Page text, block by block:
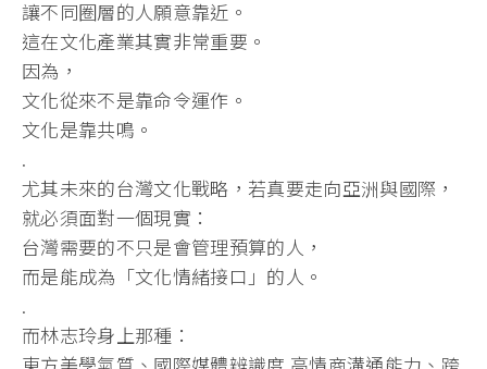
讓不同圈層的人願意靠近。
這在文化產業其實非常重要。
因為，
文化從來不是靠命令運作。
文化是靠共鳴。
.
尤其未來的台灣文化戰略，若真要走向亞洲與國際，
就必須面對一個現實：
台灣需要的不只是會管理預算的人，
而是能成為「文化情緒接口」的人。
.
而林志玲身上那種：